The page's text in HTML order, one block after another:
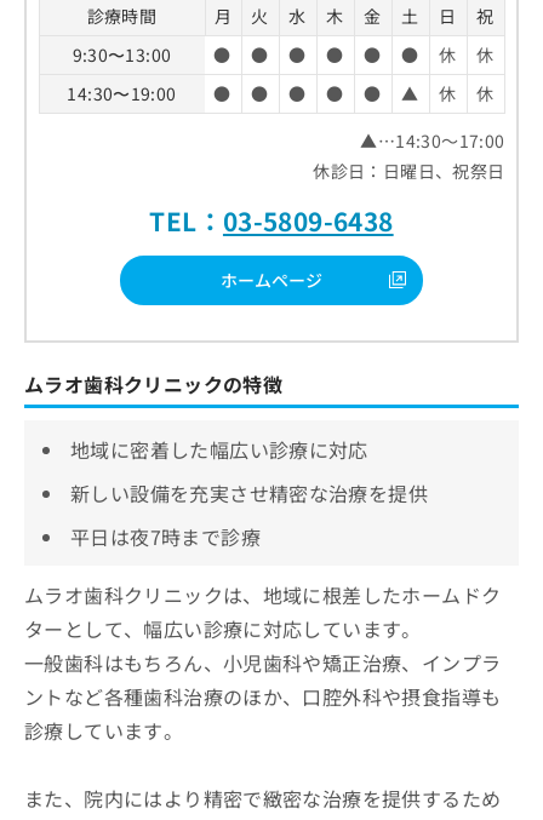
診療時間 月 火 水 木 金 土 日
祝
9:30〜13:00
● ● ● ● ● ● 休
休
14:30〜19:00
● ● ● ● ● ▲ 休
休
▲…14:30～17:00
休診日：日曜日、祝祭日
TEL： 03-5809-6438
ホームページ
ムラオ歯科クリニックの特徴
地域に密着した幅広い診療に対応
新しい設備を充実させ精密な治療を提供
平日は夜7時まで診療
ムラオ歯科クリニックは、地域に根差したホームドク
ターとして、幅広い診療に対応しています。
一般歯科はもちろん、小児歯科や矯正治療、インプラ
ントなど各種歯科治療のほか、口腔外科や摂食指導も
診療しています。
また、院内にはより精密で緻密な治療を提供するため